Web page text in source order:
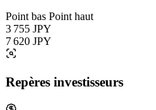
Point bas Point haut
3 755 JPY
7 620 JPY
Repères investisseurs